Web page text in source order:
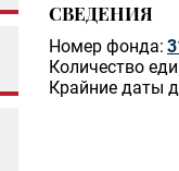
СВЕДЕНИЯ
Номер фонда:
Количество
Крайние даты